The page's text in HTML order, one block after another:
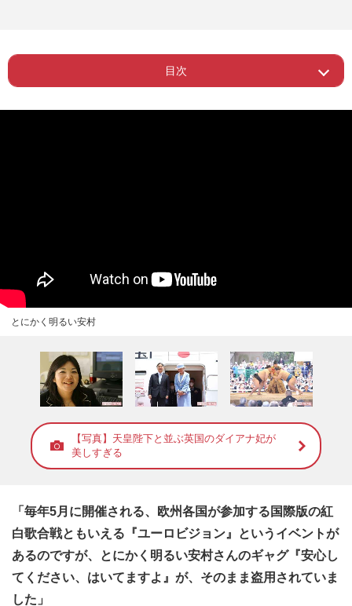
目次
Page 1 ー Don't worry, I'm wearing
Page 4
ー 韓流に代わって日本コンテンツが台
とにかく明るい安村
【写真】天皇陛下と並ぶ英国のダイアナ妃が
美しすぎる
「毎年5月に開催される、欧州各国が参加する国際版の紅
白歌合戦ともいえる『ユーロビジョン』というイベントが
あるのですが、とにかく明るい安村さんのギャグ『安心し
てください、はいてますよ』が、そのまま盗用されていま
した」